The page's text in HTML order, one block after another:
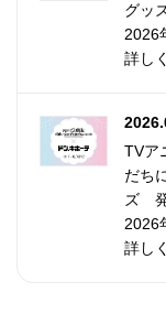
グッ
2026
詳し
TVア
だち
ズ 発
2026
詳し